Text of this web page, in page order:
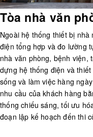
Tòa nhà văn
Ngoài hệ thống thiết bị
điện tổng hợp và đo lường
nhà văn phòng, bệnh viện,
dựng hệ thống điện và
sống và làm việc hàng
nhu cầu của khách hàng
thống chiếu sáng, tối ưu
đoạn lập kế hoạch đến thi